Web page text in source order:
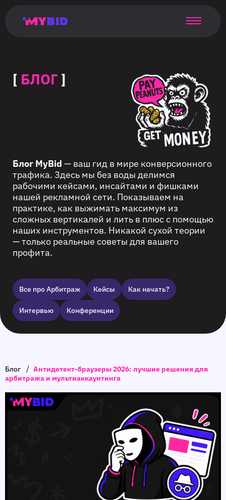
таргетинг
страница
targeting
monetization
[ БЛОГ ]
Блог MyBid — ваш гид в мире конверсионного
трафика. Здесь мы без воды делимся
рабочими кейсами, инсайтами и фишками
нашей рекламной сети. Показываем на
практике, как выжимать максимум из
сложных вертикалей и лить в плюс с помощью
наших инструментов. Никакой сухой теории
— только реальные советы для вашего
профита.
Все про Арбитраж Кейсы Как начать?
Интервью Конференции
Блог / Антидетект‑браузеры 2026: лучшие решения для
арбитража и мультиаккаунтинга